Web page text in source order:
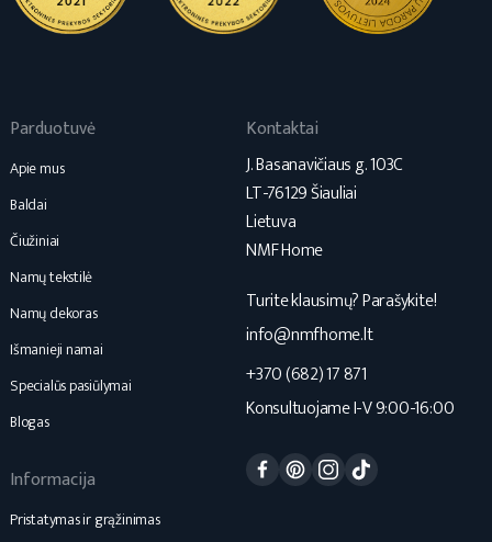
Parduotuvė
Apie mus
Baldai
Čiužiniai
Namų tekstilė
Namų dekoras
Išmanieji namai
Specialūs pasiūlymai
Blogas
Informacija
Pristatymas ir grąžinimas
Kontaktai
J. Basanavičiaus g. 103C
LT-76129 Šiauliai
Lietuva
NMF Home
Turite klausimų? Parašykite!
info@nmfhome.lt
+370 (682) 17 871
Konsultuojame I-V 9:00-16:00
FacebookPinterestInstagram